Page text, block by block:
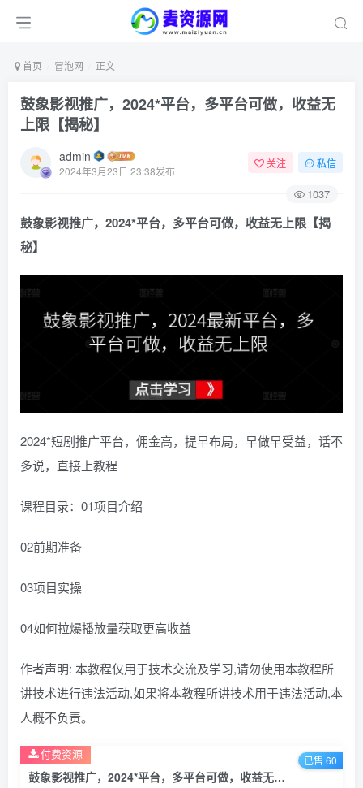
首页 冒泡网 正文
鼓象影视推广，2024*平台，多平台可做，收益无
上限【揭秘】
admin
2024年3月23日 23:38发布
关注 私信
1037
鼓象影视推广，2024*平台，多平台可做，收益无上限【揭
秘】
2024*短剧推广平台，佣金高，提早布局，早做早受益，话不
多说，直接上教程
课程目录：01项目介绍
02前期准备
03项目实操
04如何拉爆播放量获取更高收益
作者声明: 本教程仅用于技术交流及学习,请勿使用本教程所
讲技术进行违法活动,如果将本教程所讲技术用于违法活动,本
人概不负责。
鼓象影视推广，2024*平台，多平台可做，收益无上限【揭秘】
付费资源 已售 60